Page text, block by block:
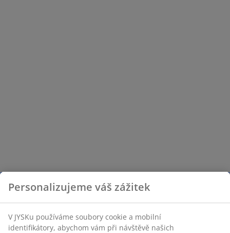
Personalizujeme váš zážitek
V JYSKu používáme soubory cookie a mobilní
identifikátory, abychom vám při návštěvě našich